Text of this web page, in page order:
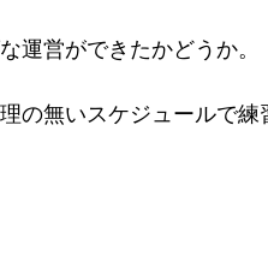
運営ができたかどうか。
の無いスケジュールで練